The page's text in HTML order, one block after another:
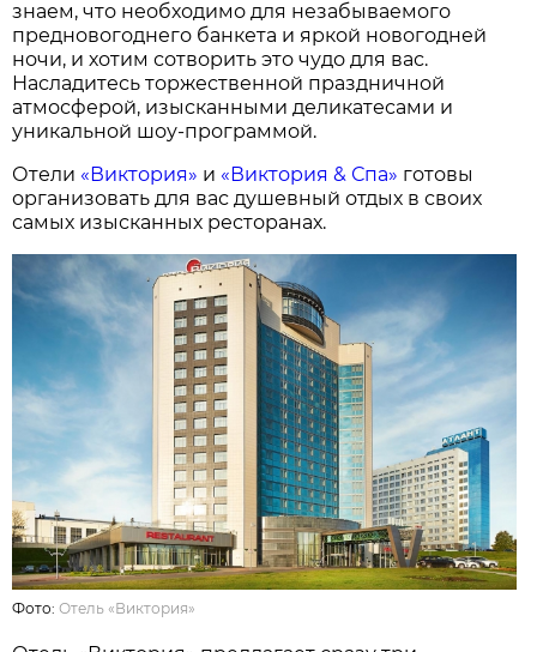
знаем, что необходимо для незабываемого
предновогоднего банкета и яркой новогодней
ночи, и хотим сотворить это чудо для вас.
Насладитесь торжественной праздничной
атмосферой, изысканными деликатесами и
уникальной шоу-программой.
Отели «Виктория» и «Виктория & Спа» готовы
организовать для вас душевный отдых в своих
самых изысканных ресторанах.
Фото:Отель «Виктория»